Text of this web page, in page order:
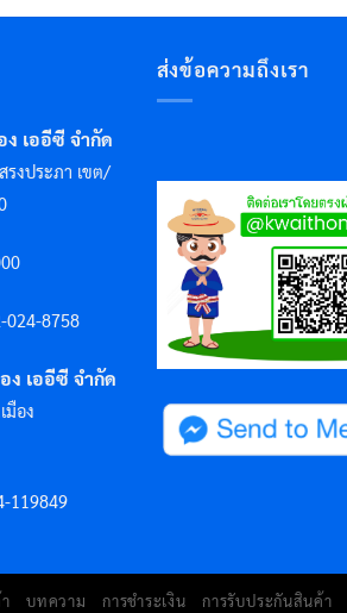
เออีซี จำกัด
งประภา เขต/
024-8758
เออีซี จำกัด
มือง
119849
ส่งข้อความถึงเรา
บทความ การชำระเงิน การรับประกันสินค้า